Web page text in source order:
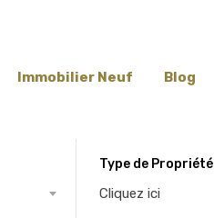
Immobilier Neuf Blog
Type de Propriété
Cliquez ici